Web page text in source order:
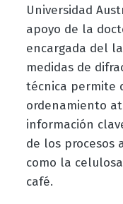
Universidad
apoyo de la
encargada del
medidas de
técnica permite
ordenamiento
información
de los procesos
como la
café.